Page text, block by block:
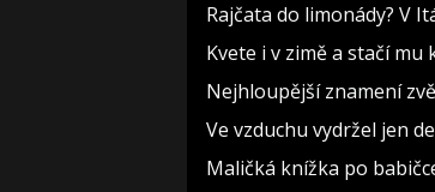
Rajčata do limonády? V
Kvete i v zimě a stačí
Nejhloupější znamení
Ve vzduchu vydržel jen
Maličká knížka po